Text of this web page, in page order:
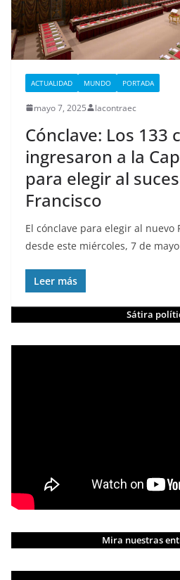
ACTUALIDAD MUNDO PORTADA
mayo 7, 2025 lacontraec
Cónclave: Los 133
ingresaron a la
para elegir al
Francisco
El cónclave para elegir al nuevo
desde este miércoles, 7 de
Leer más
Sátira
Mira nuestras